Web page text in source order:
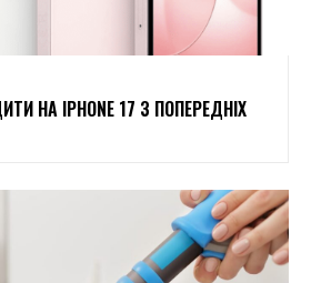
НА IPHONE 17 З ПОПЕРЕДНІХ